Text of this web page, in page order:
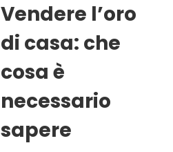
Vendere l’oro
di casa: che
cosa è
necessario
sapere